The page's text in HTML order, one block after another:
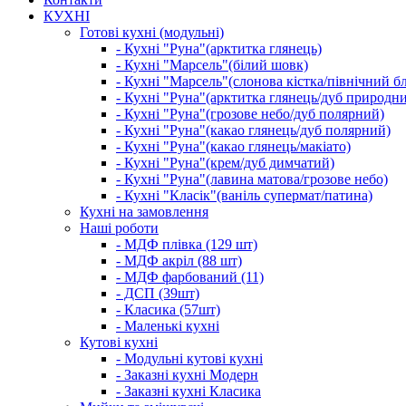
КУХНІ
Готові кухні (модульні)
- Кухні "Руна"(арктитка глянець)
- Кухні "Марсель"(білий шовк)
- Кухні "Марсель"(слонова кістка/північний
- Кухні "Руна"(арктитка глянець/дуб
- Кухні "Руна"(грозове небо/дуб полярний)
- Кухні "Руна"(какао глянець/дуб полярний)
- Кухні "Руна"(какао глянець/макіато)
- Кухні "Руна"(крем/дуб димчатий)
- Кухні "Руна"(лавина матова/грозове небо)
- Кухні "Класік"(ваніль супермат/патина)
Кухні на замовлення
Наші роботи
- МДФ плівка (129 шт)
- МДФ акріл (88 шт)
- МДФ фарбований (11)
- ДСП (39шт)
- Класика (57шт)
- Маленькі кухні
Кутові кухні
- Модульні кутові кухні
- Заказні кухні Модерн
- Заказні кухні Класика